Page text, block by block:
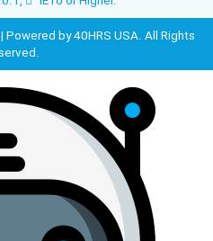
| Powered by40HRS USA. All Rights